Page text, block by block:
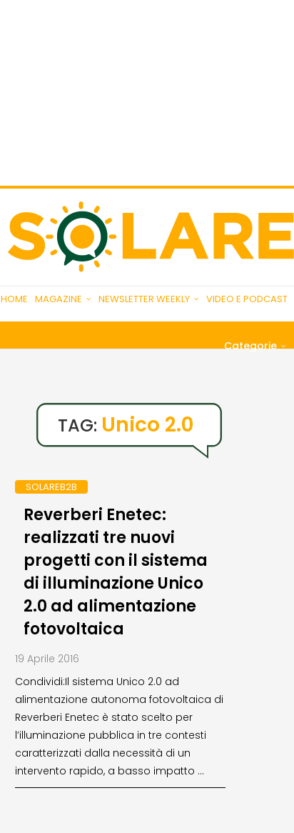
HOME MAGAZINE NEWSLETTER WEEKLY VIDEO E PODCAST
Categorie
TAG: Unico 2.0
SOLAREB2B
Reverberi Enetec:
realizzati tre nuovi
progetti con il sistema
di illuminazione Unico
2.0 ad alimentazione
fotovoltaica
19 Aprile 2016
Condividi:Il sistema Unico 2.0 ad
alimentazione autonoma fotovoltaica di
Reverberi Enetec è stato scelto per
l’illuminazione pubblica in tre contesti
caratterizzati dalla necessità di un
intervento rapido, a basso impatto …